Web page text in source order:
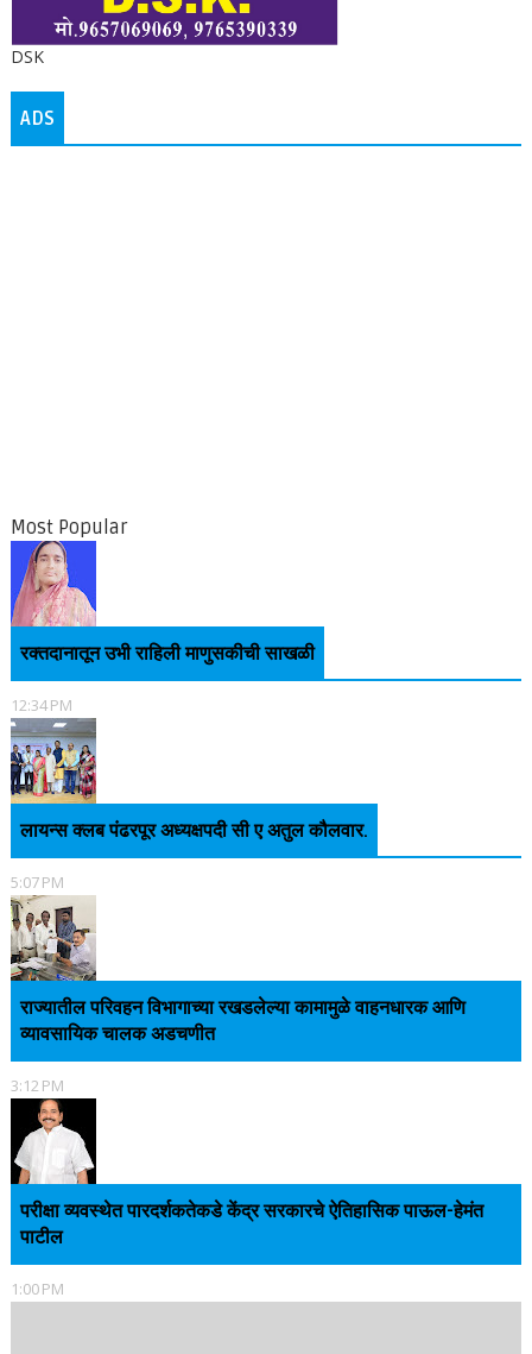
DSK
ADS
Most Popular
रक्तदानातून उभी राहिली माणुसकीची साखळी
12:34 PM
लायन्स क्लब पंढरपूर अध्यक्षपदी सी ए अतुल कौलवार.
5:07 PM
राज्यातील परिवहन विभागाच्या रखडलेल्या कामामुळे वाहनधारक आणि
व्यावसायिक चालक अडचणीत
3:12 PM
परीक्षा व्यवस्थेत पारदर्शकतेकडे केंद्र सरकारचे ऐतिहासिक पाऊल-हेमंत
पाटील
1:00 PM